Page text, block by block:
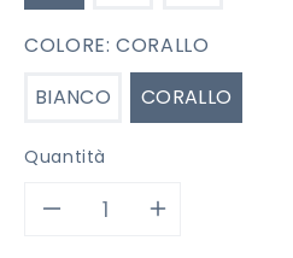
COLORE:CORALLO
BIANCO
CORALLO
Quantità
DiminuisciAumenta